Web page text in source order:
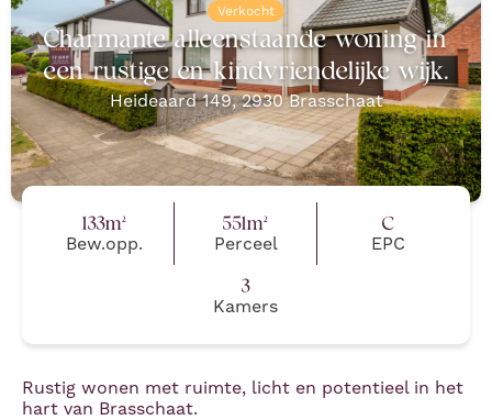
Verkocht
Charmante alleenstaande woning in
een rustige en kindvriendelijke wijk.
Heideaard 149,2930 Brasschaat
133m²
Bew.opp.
551m²
Perceel
C
EPC
3
Kamers
Rustig wonen met ruimte, licht en potentieel in het
hart van Brasschaat.